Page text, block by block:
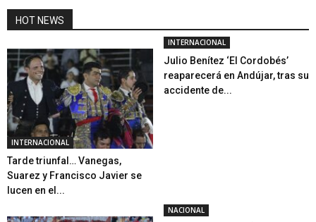
HOT NEWS
INTERNACIONAL
Tarde triunfal… Vanegas,
Suarez y Francisco Javier se
lucen en el...
INTERNACIONAL
Julio Benítez ‘El Cordobés’
reaparecerá en Andújar, tras su
accidente de...
NACIONAL